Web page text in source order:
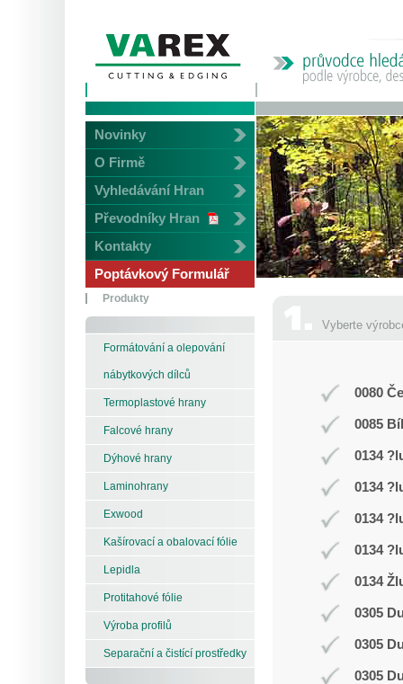
Novinky
O Firmě
Vyhledávání Hran
Převodníky Hran
Kontakty
Poptávkový Formulář
Produkty
Formátování a olepování
nábytkových dílců
Termoplastové hrany
Falcové hrany
Dýhové hrany
Laminohrany
Exwood
Kašírovací a obalovací fólie
Lepidla
Protitahové fólie
Výroba profilů
Separační a čistící prostředky
Vyberte
0080
0085
0134
0134
0134
0134
0134
0305
0305
0305